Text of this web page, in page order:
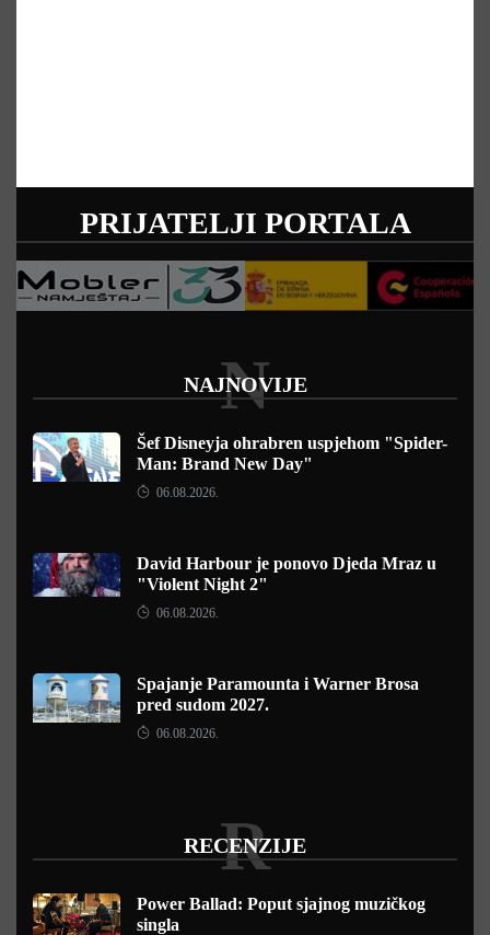
PRIJATELJI PORTALA
NAJNOVIJE
N
Šef Disneyja ohrabren uspjehom "Spider-
Man: Brand New Day"
06.08.2026.
David Harbour je ponovo Djeda Mraz u
"Violent Night 2"
06.08.2026.
Spajanje Paramounta i Warner Brosa
pred sudom 2027.
06.08.2026.
RECENZIJE
R
Power Ballad: Poput sjajnog muzičkog
singla